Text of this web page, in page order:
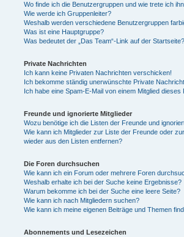
Wo finde ich die Benutzergruppen und wie trete ich
Wie werde ich Gruppenleiter?
Weshalb werden verschiedene Benutzergruppen
Was ist eine Hauptgruppe?
Was bedeutet der „Das Team“-Link auf der Startseite?
Private Nachrichten
Ich kann keine Privaten Nachrichten verschicken!
Ich bekomme ständig unerwünschte Private
Ich habe eine Spam-E-Mail von einem Mitglied dieses
Freunde und ignorierte Mitglieder
Wozu benötige ich die Listen der Freunde und
Wie kann ich Mitglieder zur Liste der Freunde oder
wieder aus den Listen entfernen?
Die Foren durchsuchen
Wie kann ich ein Forum oder mehrere Foren
Weshalb erhalte ich bei der Suche keine Ergebnisse?
Warum bekomme ich bei der Suche eine leere Seite?
Wie kann ich nach Mitgliedern suchen?
Wie kann ich meine eigenen Beiträge und Themen
Abonnements und Lesezeichen